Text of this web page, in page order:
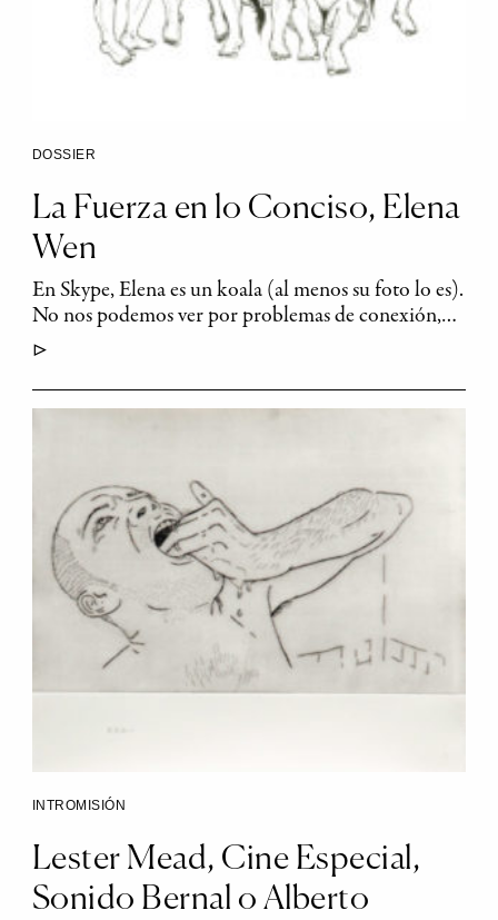
DOSSIER
La Fuerza en lo Conciso, Elena
Wen
En Skype, Elena es un koala (al menos su foto lo es).
No nos podemos ver por problemas de conexión,…
▷
INTROMISIÓN
Lester Mead, Cine Especial,
Sonido Bernal o Alberto